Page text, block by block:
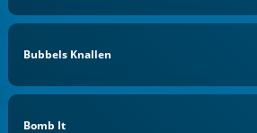
Bubbels Knallen
Bomb It